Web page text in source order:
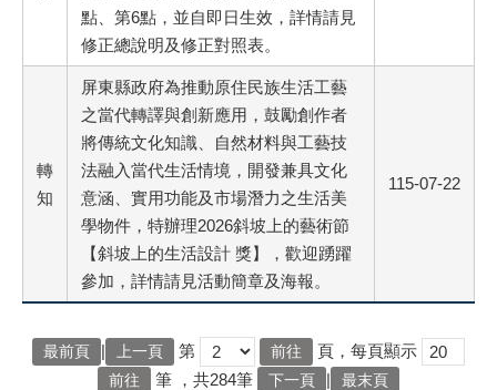
點、第6點，並自即日生效，詳情請見
修正總說明及修正對照表。
轉
知
屏東縣政府為推動原住民族生活工藝
之當代轉譯與創新應用，鼓勵創作者
將傳統文化知識、自然材料與工藝技
法融入當代生活情境，開發兼具文化
意涵、實用功能及市場潛力之生活美
學物件，特辦理2026斜坡上的藝術節
【斜坡上的生活設計 獎】，歡迎踴躍
參加，詳情請見活動簡章及海報。
115-07-22
最前頁 | 上一頁 第
頁，每頁顯示
筆 ，共284筆 下一頁 | 最末頁